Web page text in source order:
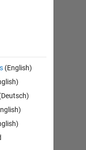
(English)